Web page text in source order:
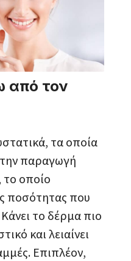
από τον
τα οποία
την παραγωγή
το οποίο
ποσότητας που
το δέρμα πιο
και λειαίνει
Επιπλέον,